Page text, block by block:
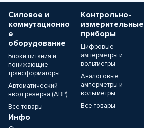
Силовое и
коммутационно
е
оборудование
Блоки питания и
понижающие
трансформаторы
Автоматический
ввод резерва (АВР)
Все товары
Контрольно-
измерительные
приборы
Цифровые
амперметры и
вольтметры
Аналоговые
амперметры и
вольтметры
Все товары
Инфо